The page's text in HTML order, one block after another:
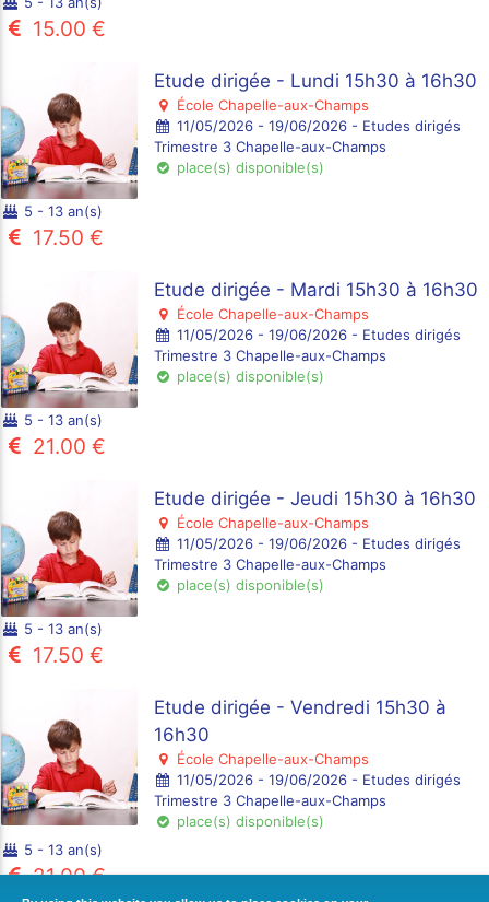
15.00 €
Etude dirigée - Lundi 15h30 à 16h30
École Chapelle-aux-Champs
11/05/2026 - 19/06/2026 - Etudes dirigés
Trimestre 3 Chapelle-aux-Champs
place(s) disponible(s)
5 - 13 an(s)
17.50 €
Etude dirigée - Mardi 15h30 à 16h30
École Chapelle-aux-Champs
11/05/2026 - 19/06/2026 - Etudes dirigés
Trimestre 3 Chapelle-aux-Champs
place(s) disponible(s)
5 - 13 an(s)
21.00 €
Etude dirigée - Jeudi 15h30 à 16h30
École Chapelle-aux-Champs
11/05/2026 - 19/06/2026 - Etudes dirigés
Trimestre 3 Chapelle-aux-Champs
place(s) disponible(s)
5 - 13 an(s)
17.50 €
Etude dirigée - Vendredi 15h30 à
16h30
École Chapelle-aux-Champs
11/05/2026 - 19/06/2026 - Etudes dirigés
Trimestre 3 Chapelle-aux-Champs
place(s) disponible(s)
5 - 13 an(s)
21.00 €